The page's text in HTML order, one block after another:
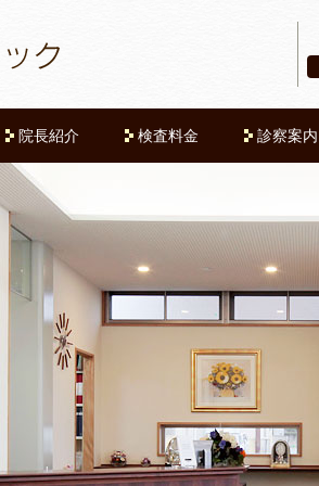
院長紹介 検査料金 診察案内